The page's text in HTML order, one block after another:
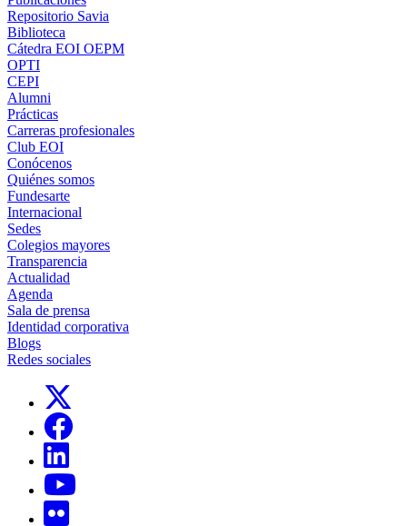
Repositorio Savia
Biblioteca
Cátedra EOI OEPM
OPTI
CEPI
Alumni
Prácticas
Carreras profesionales
Club EOI
Conócenos
Quiénes somos
Fundesarte
Internacional
Sedes
Colegios mayores
Transparencia
Actualidad
Agenda
Sala de prensa
Identidad corporativa
Blogs
Redes sociales
Links, Opens in this window
Links, Opens in this window
Links, Opens in this window